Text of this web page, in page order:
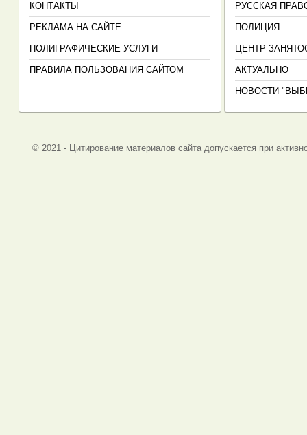
КОНТАКТЫ
РЕКЛАМА НА САЙТЕ
ПОЛИГРАФИЧЕСКИЕ УСЛУГИ
ПРАВИЛА ПОЛЬЗОВАНИЯ САЙТОМ
РУССКАЯ
ПОЛИЦИЯ
ЦЕНТР
АКТУАЛЬНО
НОВОСТИ
© 2021 - Цитирование материалов сайта допускается при